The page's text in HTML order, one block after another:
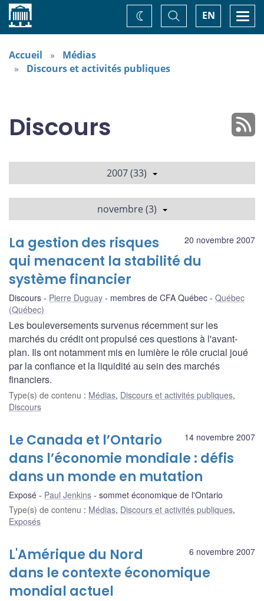
Accueil EN
Basculer
la
recherche
Changez
de
Accueil
Médias
Discours et activités publiques
Discours
2007 (33)
novembre (3)
20 novembre 2007
La gestion des risques
qui menacent la stabilité du
système financier
Discours Pierre Duguay membres de CFA Québec
Québec
(Québec)
Les bouleversements survenus récemment sur les
marchés du crédit ont propulsé ces questions à l'avant-
plan. Ils ont notamment mis en lumière le rôle crucial joué
par la confiance et la liquidité au sein des marchés
financiers.
Type(s) de contenu : Médias, Discours et activités publiques,
Discours
14 novembre 2007
Le Canada et l’Ontario
dans l’économie mondiale : défis
dans un monde en mutation
Exposé Paul Jenkins
sommet économique de l'Ontario
Type(s) de contenu : Médias, Discours et activités publiques,
Exposés
6 novembre 2007
L'Amérique du Nord
dans le contexte économique
mondial actuel